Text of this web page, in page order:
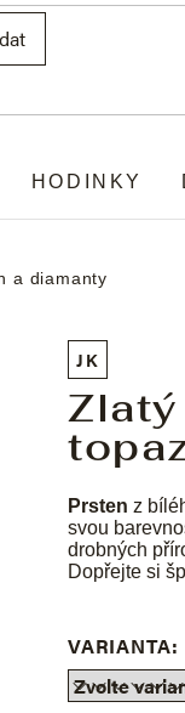
HODINKY
a diamanty
JK
Prsten z
svou
drobných
Dopřejte si
VARIANTA: